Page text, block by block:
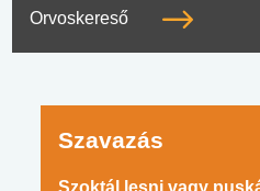
Orvoskereső
Szavazás
Szoktál lesni vagy